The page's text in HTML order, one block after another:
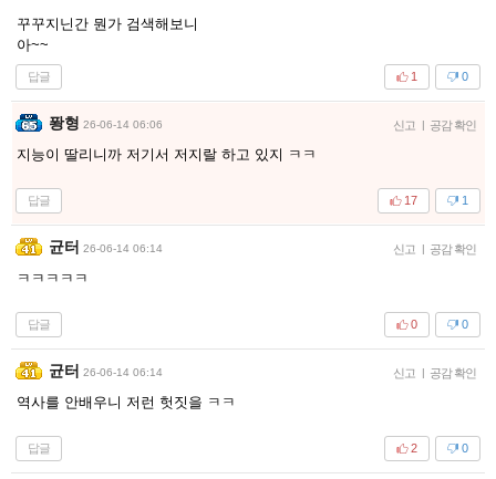
꾸꾸지닌간 뭔가 검색해보니
아~~
답글 0
1
퐝형 26-06-14 06:06 신고 | 공감 확인
지능이 딸리니까 저기서 저지랄 하고 있지 ㅋㅋ
답글 1
17
균터 26-06-14 06:14 신고 | 공감 확인
ㅋㅋㅋㅋㅋ
답글 0
0
균터 26-06-14 06:14 신고 | 공감 확인
역사를 안배우니 저런 헛짓을 ㅋㅋ
답글 0
2